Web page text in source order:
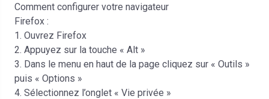
Comment configurer votre navigateur
Firefox :
1. Ouvrez Firefox
2. Appuyez sur la touche « Alt »
3. Dans le menu en haut de la page cliquez sur « Outils »
puis « Options »
4. Sélectionnez l’onglet « Vie privée »